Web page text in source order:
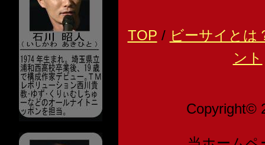
TOP / ビーサイとは
ント
Copyright©